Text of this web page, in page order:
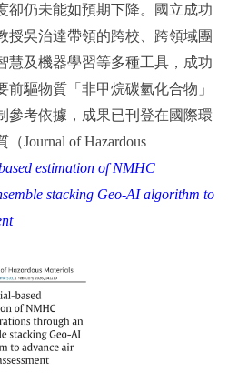
卻仍未能如預期下降。國立成功
授吳治達帶領的跨校、跨領域團
慧及機器學習等多種工具，成功
驅物質「非甲烷碳氫化合物」
參考依據，成果已刊登在國際環
Journal of Hazardous
estimation of NMHC
stacking Geo-AI algorithm to